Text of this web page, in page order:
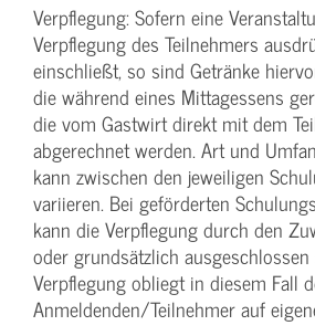
Verpflegung: Sofern eine
Verpflegung des Teilnehmers
einschließt, so sind Getränke
die während eines Mittagessens
die vom Gastwirt direkt mit dem
abgerechnet werden. Art und
kann zwischen den jeweiligen
variieren. Bei geförderten
kann die Verpflegung durch den
oder grundsätzlich
Verpflegung obliegt in diesem Fall
Anmeldenden/­Teilnehmer auf